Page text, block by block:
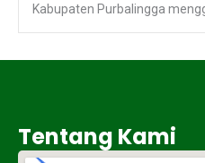
Kabupaten Purbalingga
Tentang Kami